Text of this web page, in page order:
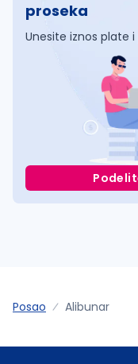
proseka
Unesite iznos plate
Posao Alibunar